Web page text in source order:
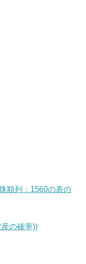
順列：1560の表の
の確率))